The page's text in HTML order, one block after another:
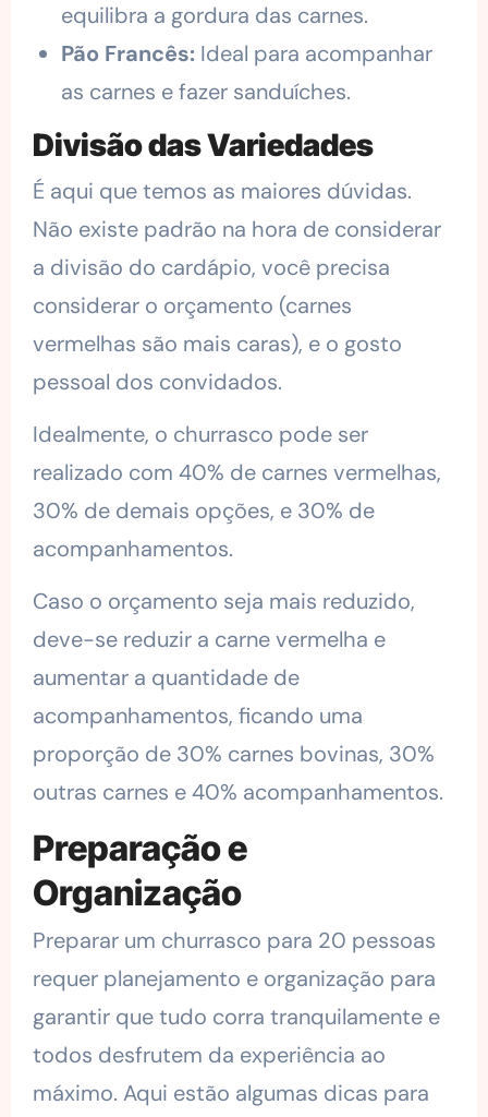
equilibra a gordura das carnes.
Pão Francês: Ideal para acompanhar
as carnes e fazer sanduíches.
Divisão das Variedades
É aqui que temos as maiores dúvidas.
Não existe padrão na hora de considerar
a divisão do cardápio, você precisa
considerar o orçamento (carnes
vermelhas são mais caras), e o gosto
pessoal dos convidados.
Idealmente, o churrasco pode ser
realizado com 40% de carnes vermelhas,
30% de demais opções, e 30% de
acompanhamentos.
Caso o orçamento seja mais reduzido,
deve-se reduzir a carne vermelha e
aumentar a quantidade de
acompanhamentos, ficando uma
proporção de 30% carnes bovinas, 30%
outras carnes e 40% acompanhamentos.
Preparação e
Organização
Preparar um churrasco para 20 pessoas
requer planejamento e organização para
garantir que tudo corra tranquilamente e
todos desfrutem da experiência ao
máximo. Aqui estão algumas dicas para